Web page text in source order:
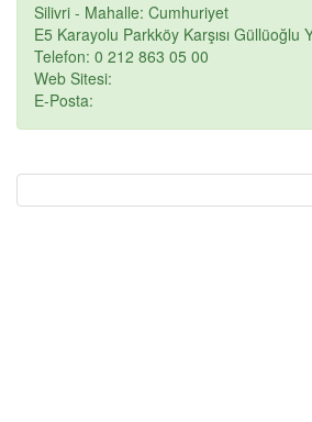
Silivri - Mahalle: Cumhuriyet
E5 Karayolu Parkköy Karşısı Güllüoğlu
Telefon: 0 212 863 05 00
Web Sitesi:
E-Posta: